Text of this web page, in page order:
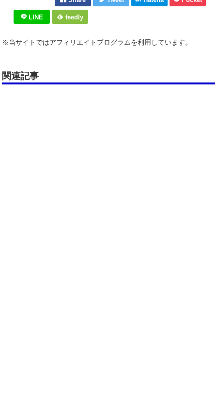
LINE feedly
※当サイトではアフィリエイトプログラムを利用しています。
関連記事